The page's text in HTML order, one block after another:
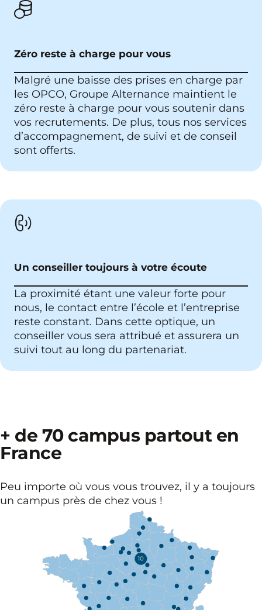
Zéro reste à charge pour vous
Malgré une baisse des prises en charge par
les OPCO, Groupe Alternance maintient le
zéro reste à charge pour vous soutenir dans
vos recrutements. De plus, tous nos services
d’accompagnement, de suivi et de conseil
sont offerts.
Un conseiller toujours à votre écoute
La proximité étant une valeur forte pour
nous, le contact entre l’école et l’entreprise
reste constant. Dans cette optique, un
conseiller vous sera attribué et assurera un
suivi tout au long du partenariat.
+ de 70 campus partout en
France
Peu importe où vous vous trouvez, il y a toujours
un campus près de chez vous !